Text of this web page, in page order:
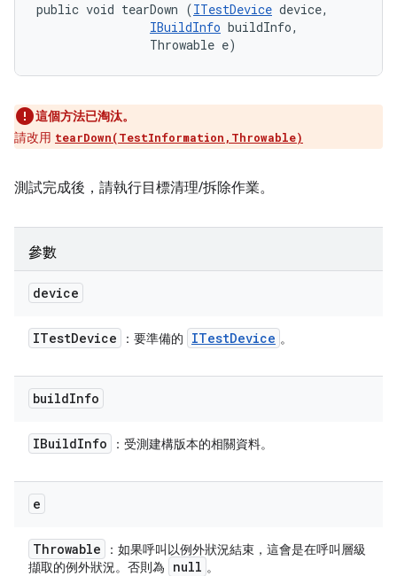
public void tearDown (ITestDevice device,
IBuildInfo buildInfo,
                Throwable e)
這個方法已淘汰。
請改用 tearDown(TestInformation,Throwable)
測試完成後，請執行目標清理/拆除作業。
參數
device
ITestDevice ：要準備的 ITestDevice 。
buildInfo
IBuildInfo ：受測建構版本的相關資料。
e
Throwable
：如果呼叫以例外狀況結束，這會是在呼叫層級
擷取的例外狀況。否則為
null 。